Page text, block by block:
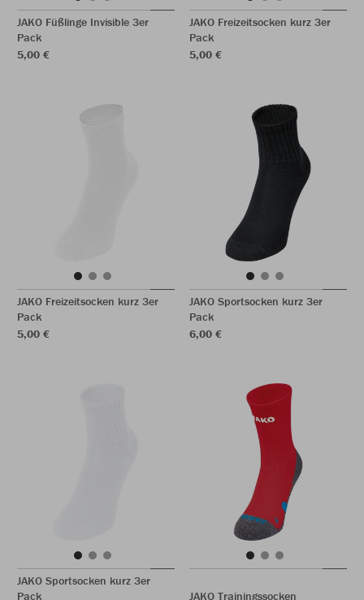
JAKO Füßlinge Invisible 3er
Pack
5,00 €
JAKO Freizeitsocken kurz 3er
Pack
5,00 €
JAKO Freizeitsocken kurz 3er
Pack
5,00 €
JAKO Sportsocken kurz 3er
Pack
6,00 €
JAKO Sportsocken kurz 3er
Pack
JAKO Trainingssocken